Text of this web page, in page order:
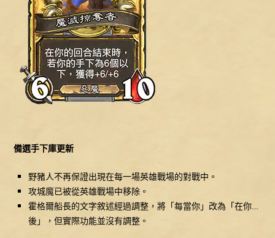
備選手下庫更新
野豬人不再保證出現在每一場英雄戰場的對戰中。
攻城魔已被從英雄戰場中移除。
霍格爾船長的文字敘述經過調整，將「每當你」改為「在你…
後」，但實際功能並沒有調整。